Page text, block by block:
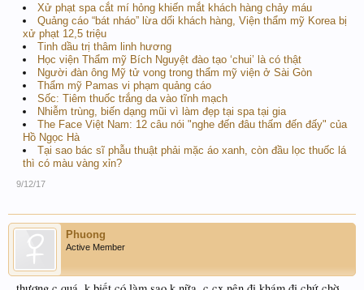
Xử phạt spa cắt mí hỏng khiến mắt khách hàng chảy máu
Quảng cáo “bát nháo” lừa dối khách hàng, Viện thẩm mỹ Korea bị
xử phạt 12,5 triệu
Tinh dầu trị thâm linh hương
Học viện Thẩm mỹ Bích Nguyệt đào tạo ‘chui’ là có thật
Người đàn ông Mỹ tử vong trong thẩm mỹ viện ở Sài Gòn
Thẩm mỹ Pamas vi phạm quảng cáo
Sốc: Tiêm thuốc trắng da vào tĩnh mạch
Nhiễm trùng, biến dạng mũi vì làm đẹp tại spa tại gia
The Face Việt Nam: 12 câu nói "nghe đến đâu thấm đến đấy" của
Hồ Ngọc Hà
Tại sao bác sĩ phẫu thuật phải mặc áo xanh, còn đầu lọc thuốc lá
thì có màu vàng xỉn?
9/12/17
Phuong
Active Member